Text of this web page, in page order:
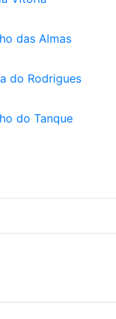
das Almas
do Rodrigues
do Tanque